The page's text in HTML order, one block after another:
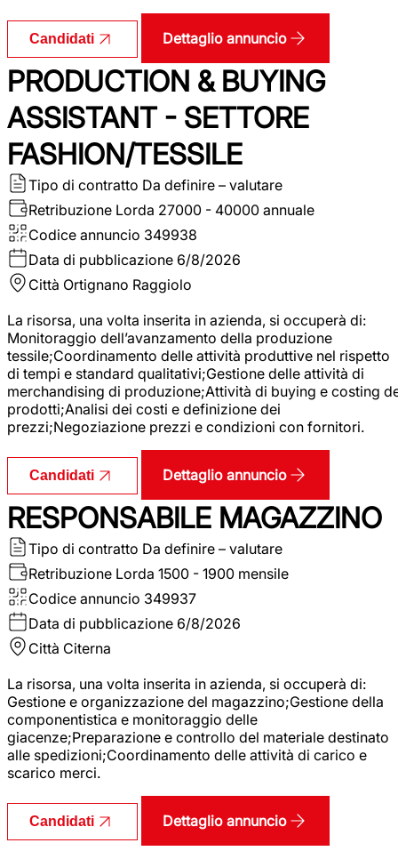
Candidati Dettaglio annuncio
PRODUCTION & BUYING
ASSISTANT - SETTORE
FASHION/TESSILE
Tipo di contratto Da definire – valutare
Retribuzione Lorda 27000 - 40000 annuale
Codice annuncio 349938
Data di pubblicazione 6/8/2026
Città Ortignano Raggiolo
La risorsa, una volta inserita in azienda, si occuperà di:
Monitoraggio dell’avanzamento della produzione
tessile;Coordinamento delle attività produttive nel rispetto
di tempi e standard qualitativi;Gestione delle attività di
merchandising di produzione;Attività di buying e costing
prodotti;Analisi dei costi e definizione dei
prezzi;Negoziazione prezzi e condizioni con fornitori.
Candidati Dettaglio annuncio
RESPONSABILE MAGAZZINO
Tipo di contratto Da definire – valutare
Retribuzione Lorda 1500 - 1900 mensile
Codice annuncio 349937
Data di pubblicazione 6/8/2026
Città Citerna
La risorsa, una volta inserita in azienda, si occuperà di:
Gestione e organizzazione del magazzino;Gestione della
componentistica e monitoraggio delle
giacenze;Preparazione e controllo del materiale destinato
alle spedizioni;Coordinamento delle attività di carico e
scarico merci.
Candidati Dettaglio annuncio